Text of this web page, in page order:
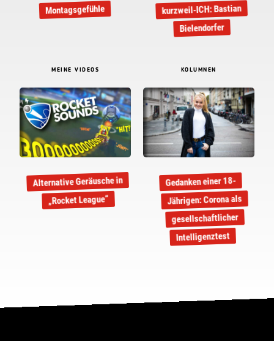
Montagsgefühle kurzweil-ICH: Bastian
Bielendorfer
MEINE VIDEOS
Alternative Geräusche in
„Rocket League“
KOLUMNEN
Gedanken einer 18-
Jährigen: Corona als
gesellschaftlicher
Intelligenztest